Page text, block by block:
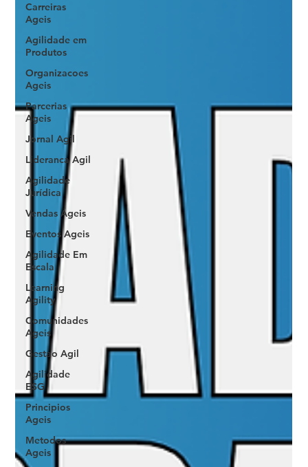
Carreiras
Ageis
Agilidade em
Produtos
Organizacoes
Ageis
Parcerias
Ageis
Jornal Agil
Lideranca Agil
Agilidade
Jurídica
Vendas Ágeis
Eventos Ageis
Agilidade Em
Escala
Learning
Agility
Comunidades
Ageis
Gestao Agil
Agilidade
ESG
Principios
Ageis
Metodos
Ageis